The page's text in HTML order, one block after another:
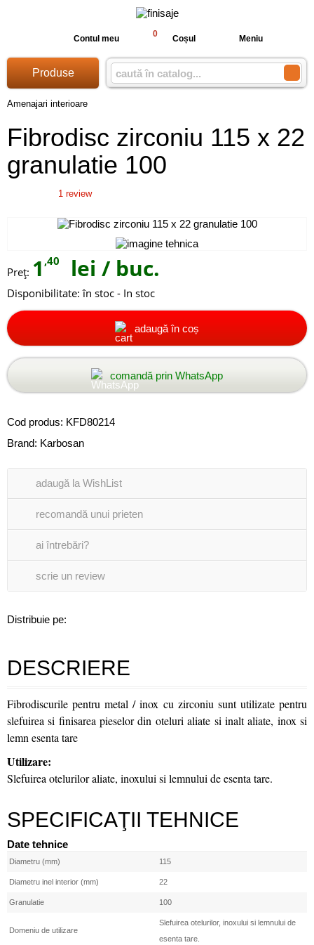
Contul meu 0 Coșul Meniu
Produse
Amenajari interioare
Fibrodisc zirconiu 115 x 22
granulatie 100
1 review
Preţ: 1 ,40 lei / buc.
Disponibilitate: în stoc - In stoc
adaugă în coș
comandă prin WhatsApp
Cod produs: KFD80214
Brand: Karbosan
adaugă la WishList
recomandă unui prieten
ai întrebări?
scrie un review
Distribuie pe:
DESCRIERE
Fibrodiscurile pentru metal / inox cu zirconiu sunt utilizate pentru
slefuirea si finisarea pieselor din oteluri aliate si inalt aliate, inox si
lemn esenta tare
Utilizare:
Slefuirea otelurilor aliate, inoxului si lemnului de esenta tare.
SPECIFICAŢII TEHNICE
Date tehnice
Diametru (mm) 115
Diametru inel interior (mm) 22
Granulatie 100
Domeniu de utilizare
Slefuirea otelurilor, inoxului si lemnului de
esenta tare.